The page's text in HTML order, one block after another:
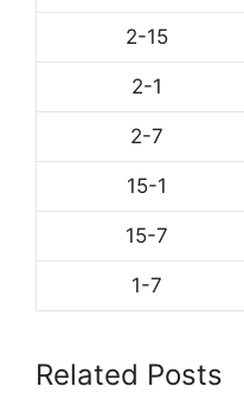
2-15
2-1
2-7
15-1
15-7
1-7
Related Posts